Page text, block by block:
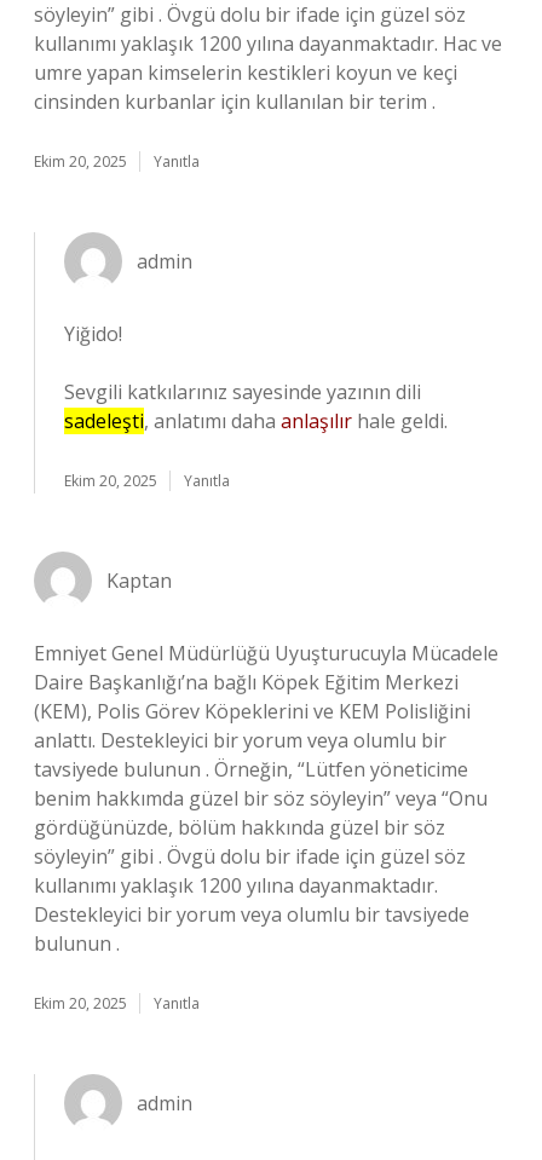
söyleyin” gibi . Övgü dolu bir ifade için güzel söz
kullanımı yaklaşık 1200 yılına dayanmaktadır. Hac ve
umre yapan kimselerin kestikleri koyun ve keçi
cinsinden kurbanlar için kullanılan bir terim .
Ekim 20, 2025 Yanıtla
admin
Yiğido!
Sevgili katkılarınız sayesinde yazının dili
sadeleşti, anlatımı daha anlaşılır hale geldi.
Ekim 20, 2025 Yanıtla
Kaptan
Emniyet Genel Müdürlüğü Uyuşturucuyla Mücadele
Daire Başkanlığı’na bağlı Köpek Eğitim Merkezi
(KEM), Polis Görev Köpeklerini ve KEM Polisliğini
anlattı. Destekleyici bir yorum veya olumlu bir
tavsiyede bulunun . Örneğin, “Lütfen yöneticime
benim hakkımda güzel bir söz söyleyin” veya “Onu
gördüğünüzde, bölüm hakkında güzel bir söz
söyleyin” gibi . Övgü dolu bir ifade için güzel söz
kullanımı yaklaşık 1200 yılına dayanmaktadır.
Destekleyici bir yorum veya olumlu bir tavsiyede
bulunun .
Ekim 20, 2025 Yanıtla
admin